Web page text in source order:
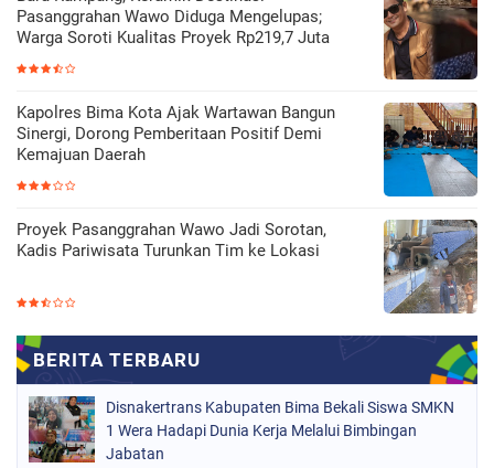
Pasanggrahan Wawo Diduga Mengelupas;
Warga Soroti Kualitas Proyek Rp219,7 Juta
Kapolres Bima Kota Ajak Wartawan Bangun
Sinergi, Dorong Pemberitaan Positif Demi
Kemajuan Daerah
Proyek Pasanggrahan Wawo Jadi Sorotan,
Kadis Pariwisata Turunkan Tim ke Lokasi
Disnakertrans Kabupaten Bima Bekali Siswa SMKN
1 Wera Hadapi Dunia Kerja Melalui Bimbingan
Jabatan